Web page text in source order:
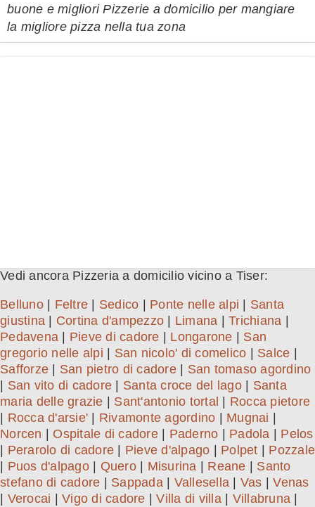
buone e migliori Pizzerie a domicilio per mangiare
la migliore pizza nella tua zona
Vedi ancora Pizzeria a domicilio vicino a Tiser:
Belluno| Feltre Sedico Ponte nelle alpi
Santa
giustina
Cortina d'ampezzo Limana Trichiana
Pedavena
Pieve di cadore Longarone
San
gregorio nelle alpi
San nicolo' di comelico Salce
Safforze
San pietro di cadore| San tomaso agordino
San vito di cadore Santa croce del lago| Santa
maria delle grazie
Sant'antonio tortal
Rocca pietore
Rocca d'arsie' Rivamonte agordino Mugnai
Norcen
Ospitale di cadore| Paderno Padola
Pelos
Perarolo di cadore Pieve d'alpago Polpet
Pozzale
Puos d'alpago| Quero| Misurina Reane
Santo
stefano di cadore
Sappada| Vallesella Vas |Venas
Verocai Vigo di cadore |Villa di villa| Villabruna